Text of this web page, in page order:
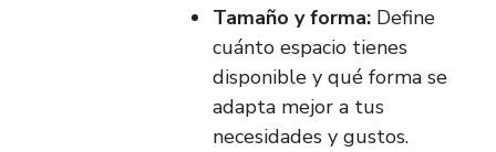
Tamaño y forma: Define
cuánto espacio tienes
disponible y qué forma se
adapta mejor a tus
necesidades y gustos.